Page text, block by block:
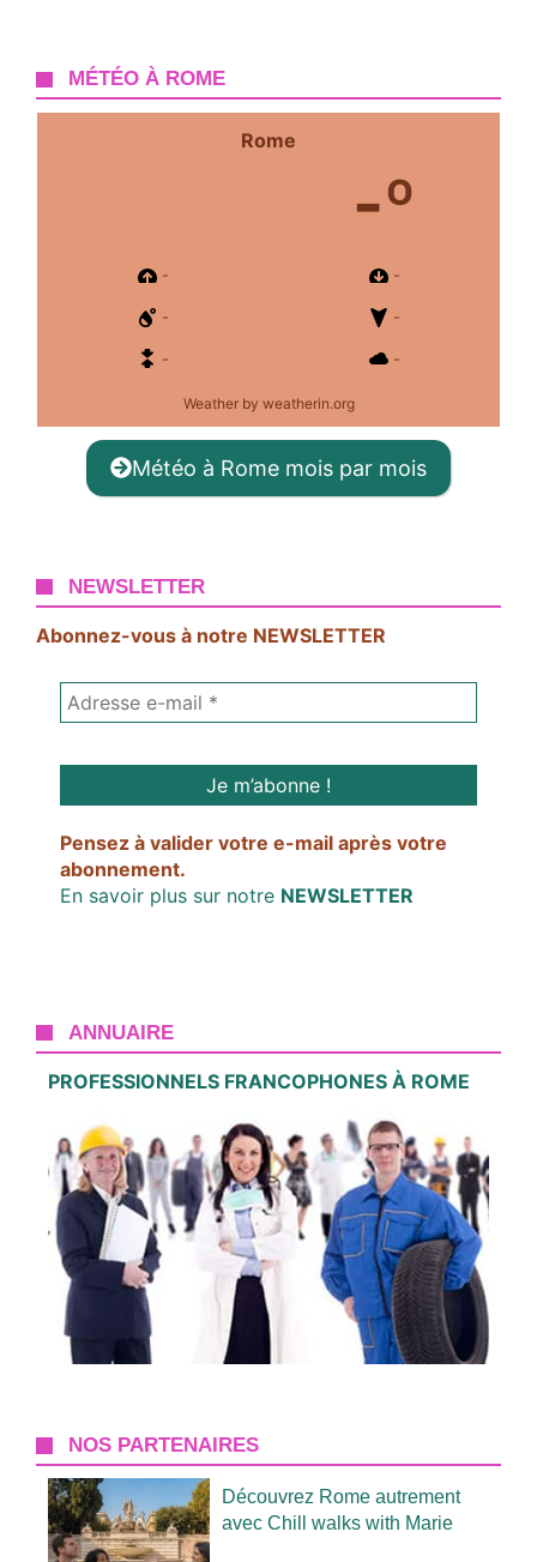
MÉTÉO À ROME
Rome
-º
- -
- -
- -
Weatherby weatherin.org
Météo à Rome mois par mois
NEWSLETTER
Abonnez-vous à notre NEWSLETTER
Pensez à valider votre e-mail après votre
abonnement.
En savoir plus sur notre NEWSLETTER
ANNUAIRE
PROFESSIONNELS FRANCOPHONES À ROME
NOS PARTENAIRES
Découvrez Rome autrement
avec Chill walks with Marie